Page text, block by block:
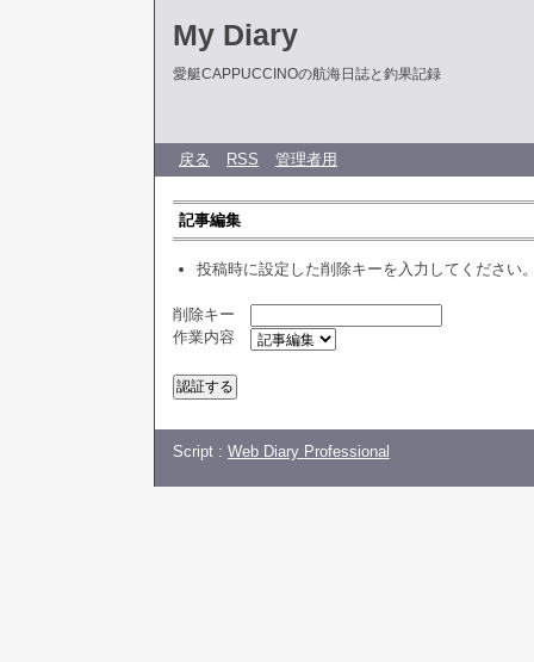
My Diary
愛艇CAPPUCCINOの航海日誌と釣果記録
戻る RSS 管理者用
記事編集
投稿時に設定した削除キーを入力してください
削除キー
作業内容
Script : Web Diary Professional